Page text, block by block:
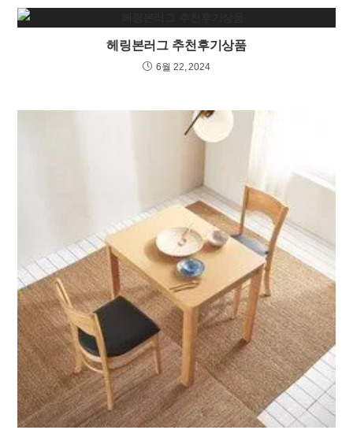
헤링본러그 추천후기상품
6월 22, 2024